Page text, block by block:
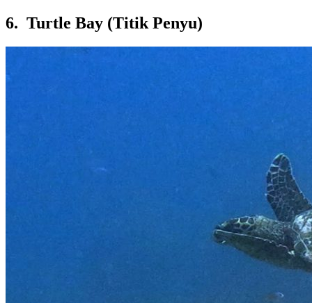
6. Turtle Bay (Titik Penyu)